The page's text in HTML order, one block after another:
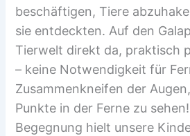
beschäftigen, Tiere
sie entdeckten. Auf den
Tierwelt direkt da, praktisch
– keine Notwendigkeit für
Zusammenkneifen der
Punkte in der Ferne zu
Begegnung hielt unsere